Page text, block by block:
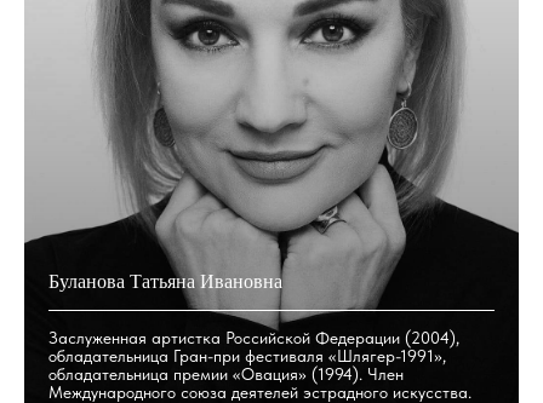
Буланова Татьяна Ивановна
Заслуженная артистка Российской Федерации (2004),
обладательница Гран-при фестиваля «Шлягер-1991»,
обладательница премии «Овация» (1994). Член
Международного союза деятелей эстрадного искусства.